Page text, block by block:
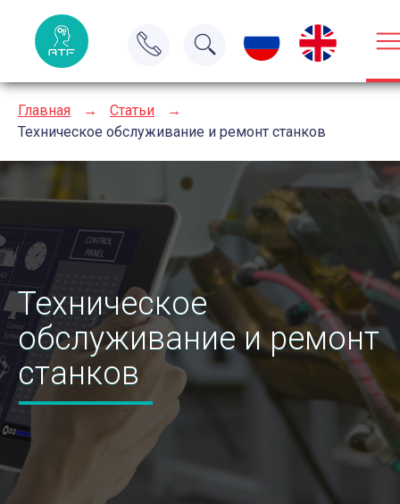
Главная → Статьи
→
Техническое обслуживание и ремонт станков
Техническое
обслуживание и ремонт
станков